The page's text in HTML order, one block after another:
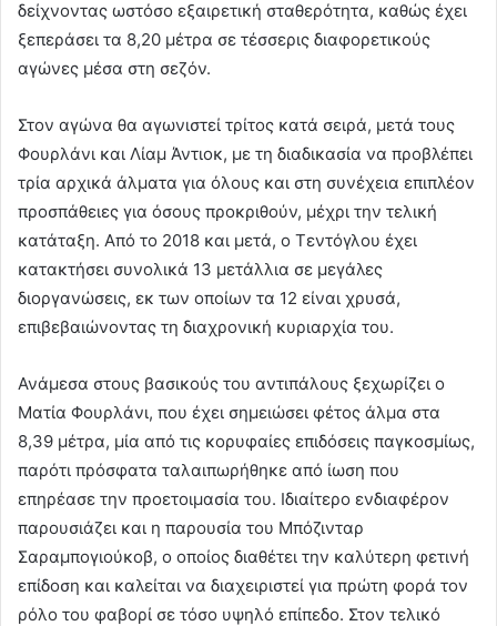
δείχνοντας ωστόσο εξαιρετική σταθερότητα, καθώς έχει
ξεπεράσει τα 8,20 μέτρα σε τέσσερις διαφορετικούς
αγώνες μέσα στη σεζόν.
Στον αγώνα θα αγωνιστεί τρίτος κατά σειρά, μετά τους
Φουρλάνι και Λίαμ Άντιοκ, με τη διαδικασία να προβλέπει
τρία αρχικά άλματα για όλους και στη συνέχεια επιπλέον
προσπάθειες για όσους προκριθούν, μέχρι την τελική
κατάταξη. Από το 2018 και μετά, ο Τεντόγλου έχει
κατακτήσει συνολικά 13 μετάλλια σε μεγάλες
διοργανώσεις, εκ των οποίων τα 12 είναι χρυσά,
επιβεβαιώνοντας τη διαχρονική κυριαρχία του.
Ανάμεσα στους βασικούς του αντιπάλους ξεχωρίζει ο
Ματία Φουρλάνι, που έχει σημειώσει φέτος άλμα στα
8,39 μέτρα, μία από τις κορυφαίες επιδόσεις παγκοσμίως,
παρότι πρόσφατα ταλαιπωρήθηκε από ίωση που
επηρέασε την προετοιμασία του. Ιδιαίτερο ενδιαφέρον
παρουσιάζει και η παρουσία του Μπόζινταρ
Σαραμπογιούκοβ, ο οποίος διαθέτει την καλύτερη φετινή
επίδοση και καλείται να διαχειριστεί για πρώτη φορά τον
ρόλο του φαβορί σε τόσο υψηλό επίπεδο. Στον τελικό